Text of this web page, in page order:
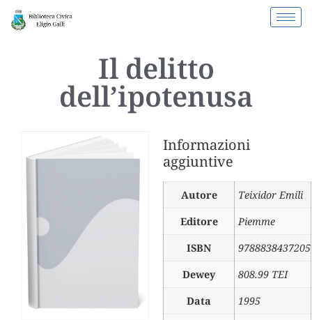
Il delitto
dell’ipotenusa
Informazioni
aggiuntive
Autore
Teixidor Emili
Editore
Piemme
ISBN
9788838437205
Dewey
808.99 TEI
Data
1995